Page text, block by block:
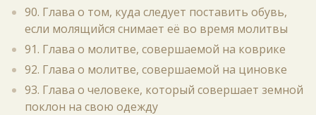
90. Глава о том, куда следует поставить обувь,
если молящийся снимает её во время молитвы
91. Глава о молитве, совершаемой на коврике
92. Глава о молитве, совершаемой на циновке
93. Глава о человеке, который совершает земной
поклон на свою одежду